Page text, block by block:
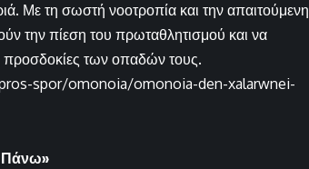
Με τη σωστή νοοτροπία και την απαιτούμενη
την πίεση του πρωταθλητισμού και να
προσδοκίες των οπαδών τους.
spor/omonoia/omonoia-den-xalarwnei-
Πάνω»